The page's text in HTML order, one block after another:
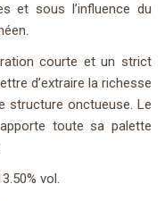
et sous l’influence du
courte et un strict
d’extraire la richesse
structure onctueuse. Le
toute sa palette
vol.